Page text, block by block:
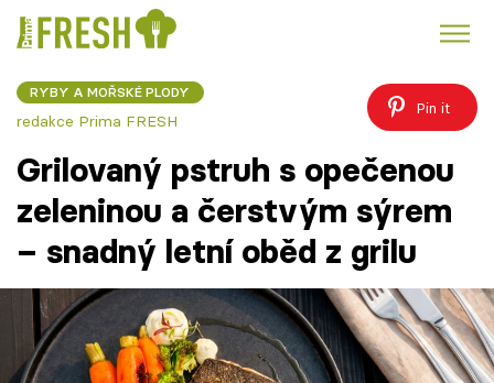
Trendy: Kuře Polévky k večeři Rychlé večeře
Témata
Recepty
RYBY A MOŘSKÉ PLODY
redakce Prima FRESH
Pin it
Grilovaný pstruh s opečenou
zeleninou a čerstvým sýrem
– snadný letní oběd z grilu